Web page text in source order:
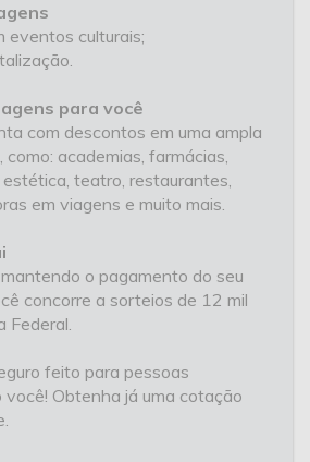
eventos culturais;
para você
com descontos em uma ampla
como: academias, farmácias,
estética, teatro, restaurantes,
em viagens e muito mais.
o pagamento do seu
concorre a sorteios de 12 mil
Federal.
feito para pessoas
você! Obtenha já uma cotação